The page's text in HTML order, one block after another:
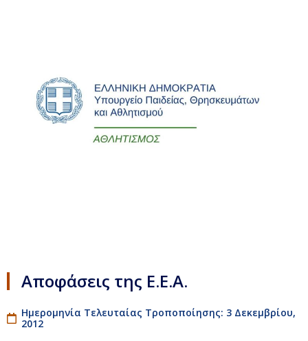
Αποφάσεις της Ε.Ε.Α.
Ημερομηνία Τελευταίας Τροποποίησης: 3 Δεκεμβρίου,
2012